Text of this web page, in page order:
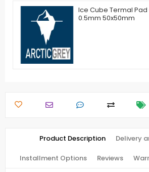
Ice Cube Termal Pad
0.5mm 50x50mm
Product Description Delivery
Installment Options Reviews